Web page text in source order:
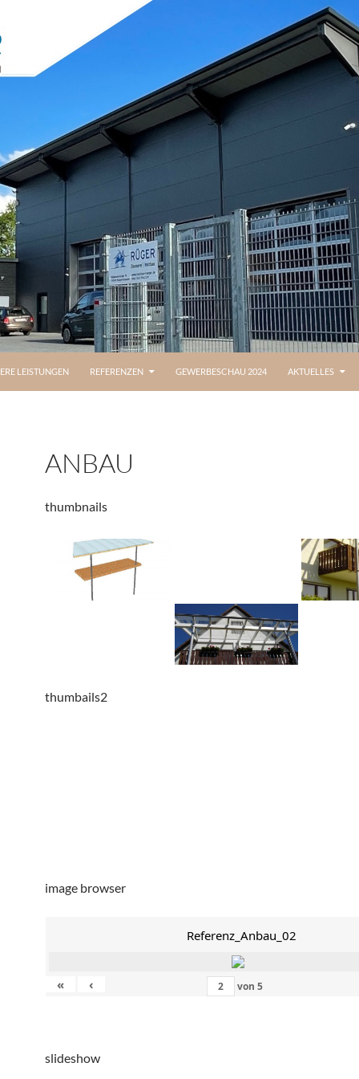
LEISTUNGEN REFERENZEN GEWERBESCHAU 2024 AKTUELLES
ANBAU
thumbnails
thumbails2
image browser
Referenz_Anbau_02
« ‹ von 5
slideshow